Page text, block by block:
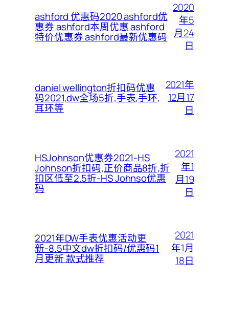
ashford 优惠码2020 ashford优
惠券 ashford本周优惠 ashford
特价优惠券 ashford最新优惠码
2020
年5
月24
日
daniel wellington折扣码优惠
码2021,dw全场5折,手表,手环,
耳环等
2021年
12月17
日
HSJohnson优惠券2021-HS
Johnson折扣码,正价商品8折,折
扣区低至2.5折-HS Johnso优惠
码
2021
年1
月19
日
2021年DW手表优惠活动更
新-8.5中文dw折扣码/优惠码1
月更新 款式推荐
2021
年1月
18日